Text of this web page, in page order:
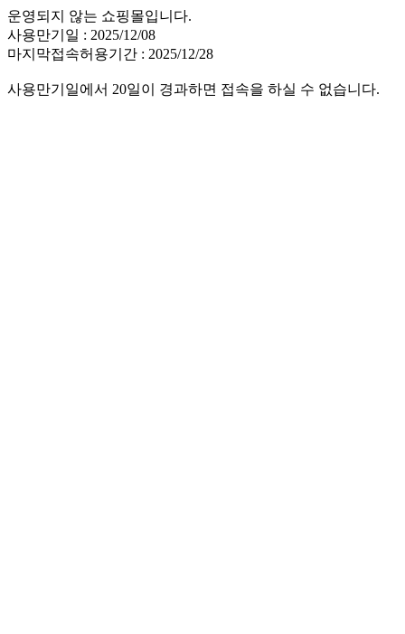
운영되지 않는 쇼핑몰입니다.
사용만기일 : 2025/12/08
마지막접속허용기간 : 2025/12/28
사용만기일에서 20일이 경과하면 접속을 하실 수 없습니다.